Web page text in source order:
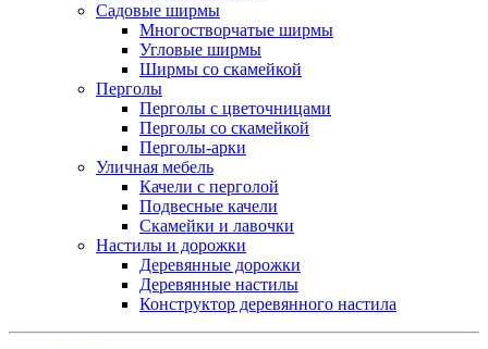
Садовые ширмы
Многостворчатые ширмы
Угловые ширмы
Ширмы со скамейкой
Перголы
Перголы с цветочницами
Перголы со скамейкой
Перголы-арки
Уличная мебель
Качели с перголой
Подвесные качели
Скамейки и лавочки
Настилы и дорожки
Деревянные дорожки
Деревянные настилы
Конструктор деревянного настила